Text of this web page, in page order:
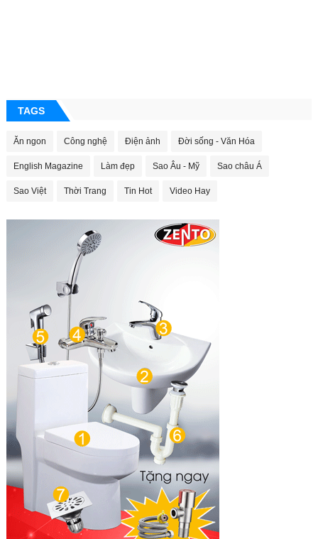
TAGS
Ăn ngon Công nghệ Điện ảnh Đời sống - Văn Hóa
English Magazine Làm đẹp Sao Âu - Mỹ Sao châu Á
Sao Việt Thời Trang Tin Hot Video Hay